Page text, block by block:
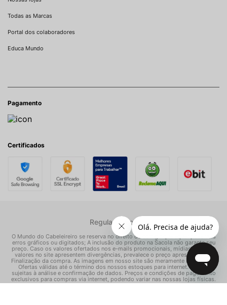
Todas as Marcas
Portal dos colaboradores
Educa Mundo
Pagamento
Certificados
Regulamentos
O Mundo do Cabeleireiro se reserva no direito de corrigir quaisquer possíveis
erros gráficos ou digitados; A inclusão do produto na Sacola não garante seu
preço. Caso os valores ofertados nos e-mails promocionais, mídias sociais e
valores no site apresentem divergências, prevalece o preço apresentado na
Finalização da compra. As imagens em nosso site são meramente ilustrativas.
Ofertas válidas até o término dos nossos estoques para internet. Vendas
sujeitas à análise e confirmação de dados. Preços e condições de pagamento
exclusivos para compras via internet, podendo variar nas nossas lojas físicas.